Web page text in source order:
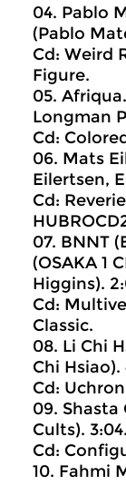
04. Pablo
(Pablo
Cd: Weird
Figure.
05.
Longman
Cd:
06. Mats
Eilertsen,
Cd:
07. BNNT
(OSAKA 1
Higgins).
Cd:
Classic.
08. Li Chi
Chi Hsiao).
Cd:
09. Shasta
Cults). 3:04.
Cd:
10. Fahmi